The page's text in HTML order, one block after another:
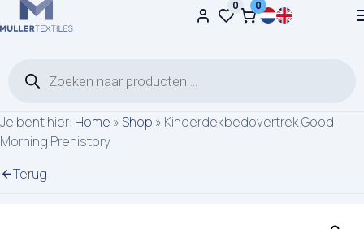
Ga naar de inhoud 0 0
Je bent hier: Home » Shop » Kinderdekbedovertrek Good
Morning Prehistory
Terug